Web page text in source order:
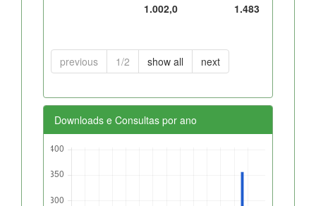
1.002,0
1.483
previous 1/2 show all next
Downloads e Consultas por ano